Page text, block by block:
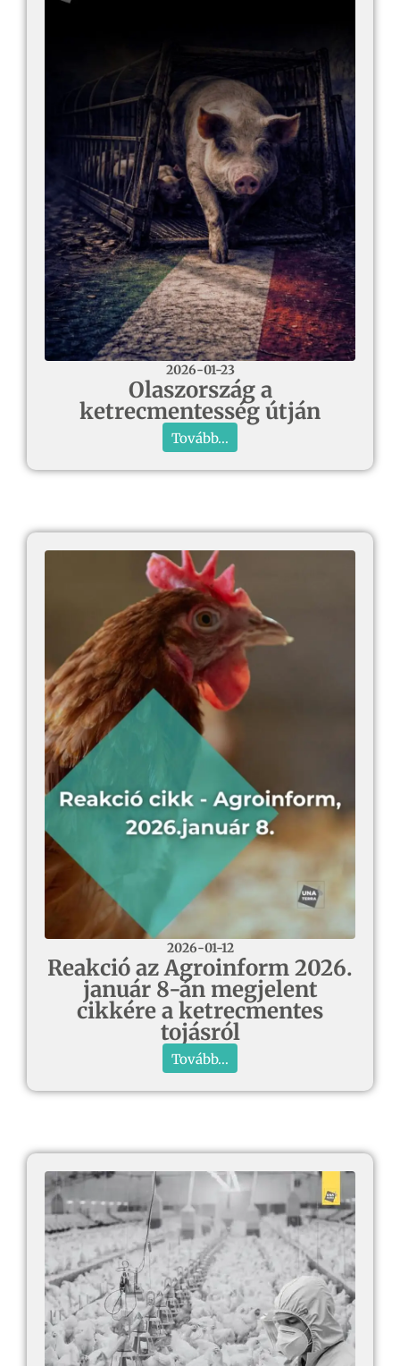
2026-01-23
Olaszország a
ketrecmentesség útján
Tovább...
2026-01-12
Reakció az Agroinform 2026.
január 8-án megjelent
cikkére a ketrecmentes
tojásról
Tovább...